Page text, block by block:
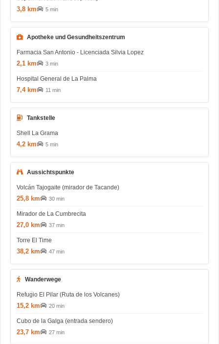
3,8 km 5 min
Apotheke und Gesundheitszentrum
Farmacia San Antonio - Licenciada Silvia Lopez
2,1 km 3 min
Hospital General de La Palma
7,4 km 11 min
Tankstelle
Shell La Grama
4,2 km 5 min
Aussichtspunkte
Volcán Tajogaite (mirador de Tacande)
25,8 km 30 min
Mirador de La Cumbrecita
27,0 km 37 min
Torre El Time
38,2 km 47 min
Wanderwege
Refugio El Pilar (Ruta de los Volcanes)
15,2 km 20 min
Cubo de la Galga (entrada sendero)
23,7 km 27 min